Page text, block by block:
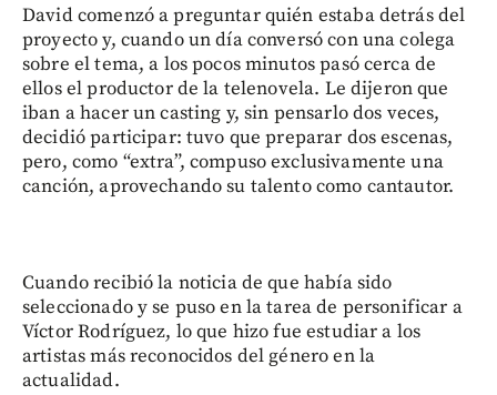
David comenzó a preguntar quién estaba detrás del
proyecto y, cuando un día conversó con una colega
sobre el tema, a los pocos minutos pasó cerca de
ellos el productor de la telenovela. Le dijeron que
iban a hacer un casting y, sin pensarlo dos veces,
decidió participar: tuvo que preparar dos escenas,
pero, como “extra”, compuso exclusivamente una
canción, aprovechando su talento como cantautor.
Cuando recibió la noticia de que había sido
seleccionado y se puso en la tarea de personificar a
Víctor Rodríguez, lo que hizo fue estudiar a los
artistas más reconocidos del género en la
actualidad.